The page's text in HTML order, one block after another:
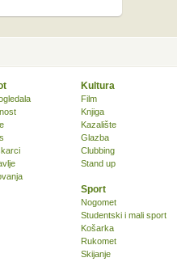
Kultura
Film
Knjiga
Kazalište
Glazba
Clubbing
Stand up
Sport
Nogomet
Studentski i mali sport
Košarka
Rukomet
Skijanje